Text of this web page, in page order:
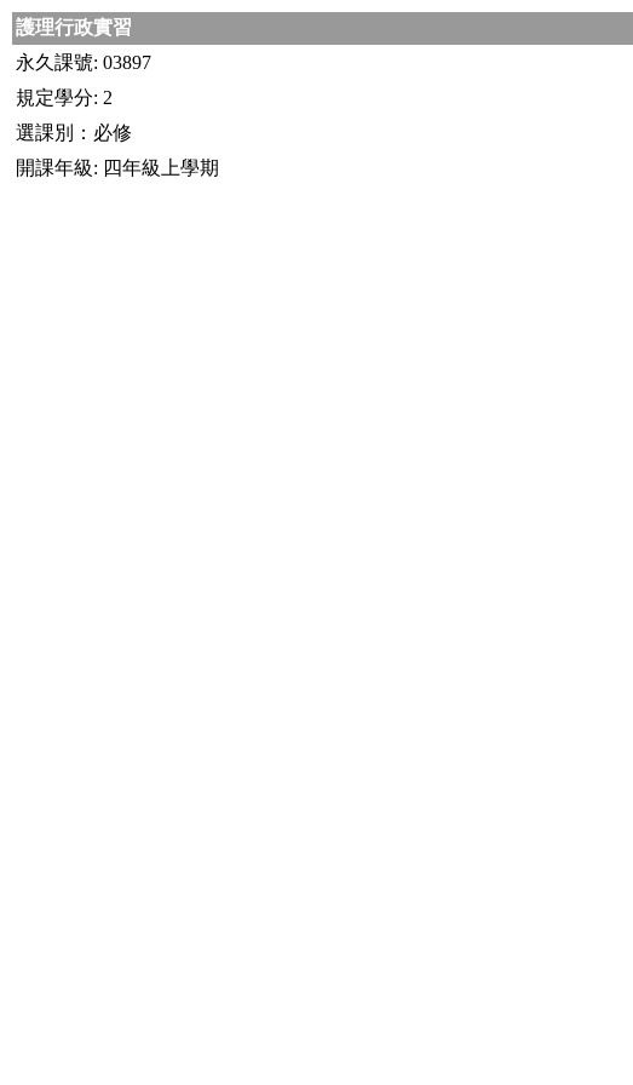
護理行政實習
永久課號: 03897
規定學分: 2
選課別：必修
開課年級: 四年級上學期